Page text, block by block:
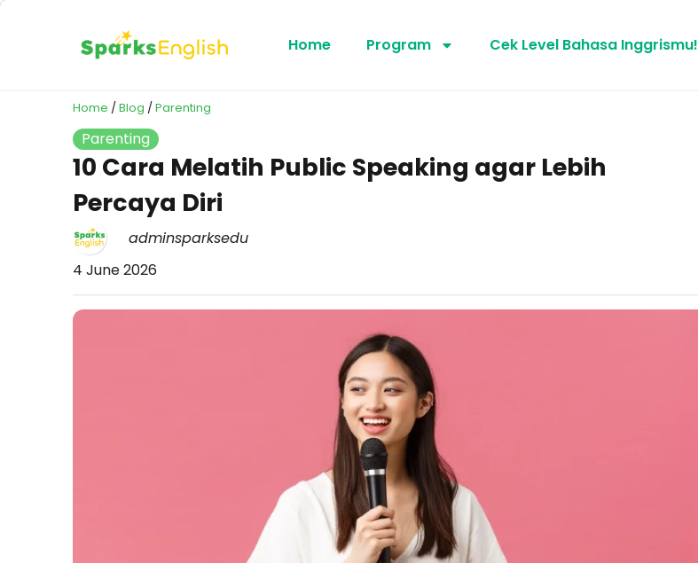
Home Program Cek Level Bahasa Inggrismu!
Home /Blog /Parenting
Parenting
10 Cara Melatih Public Speaking agar Lebih
Percaya Diri
adminsparksedu
4 June 2026